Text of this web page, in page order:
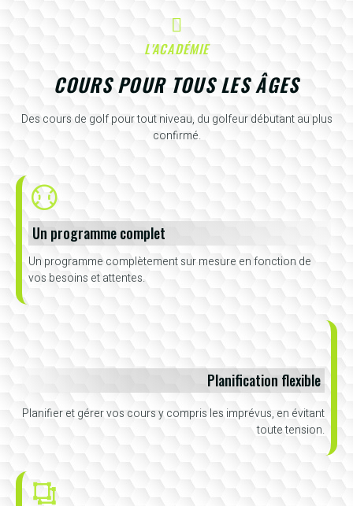
L'ACADÉMIE
COURS POUR TOUS LES ÂGES
Des cours de golf pour tout niveau, du golfeur débutant au plus
confirmé.
Un programme complet
Un programme complètement sur mesure en fonction de
vos besoins et attentes.
Planification flexible
Planifier et gérer vos cours y compris les imprévus, en évitant
toute tension.